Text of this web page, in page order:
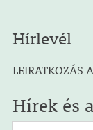
Hírlevél
LEIRATKOZÁS
Hírek és